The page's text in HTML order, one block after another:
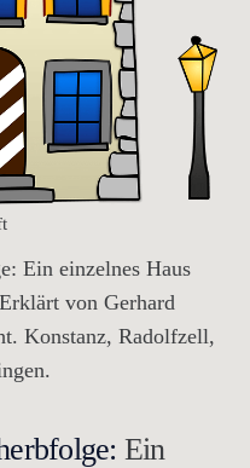
Ein einzelnes Haus
von Gerhard
Konstanz, Radolfzell,
Ein